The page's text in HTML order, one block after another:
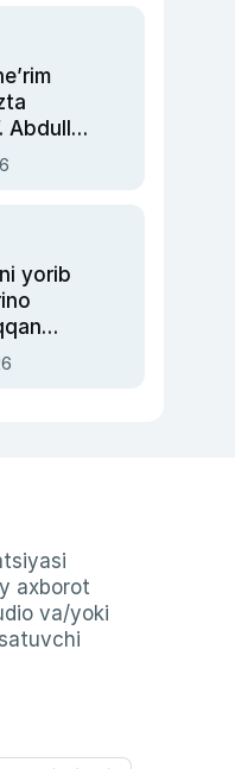
Abdulla
yorib
axborot
va/yoki